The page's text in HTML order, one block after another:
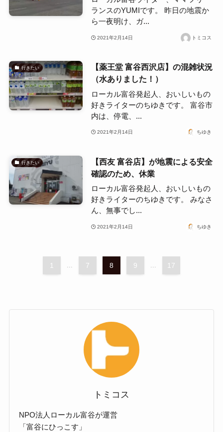
ランスのYUMIです。 昨日の地震か
ら一夜明け、ガ...
2021年2月14日 トミコス
行きたい
【薬王堂 富谷西沢店】の混雑状況
（水ありました！）
ローカル富谷発起人、おいしいもの
好きライターのちゆきです。 富谷市
内は、停電、...
2021年2月14日 ちゆき
行きたい
【西友 富谷店】が地震による安全
確認のため、休業
ローカル富谷発起人、おいしいもの
好きライターのちゆきです。 みなさ
ん、無事でし...
2021年2月14日 ちゆき
1 7 8 9 17
トミコス
NPO法人ローカル富谷が運営
「富谷にひっこす」